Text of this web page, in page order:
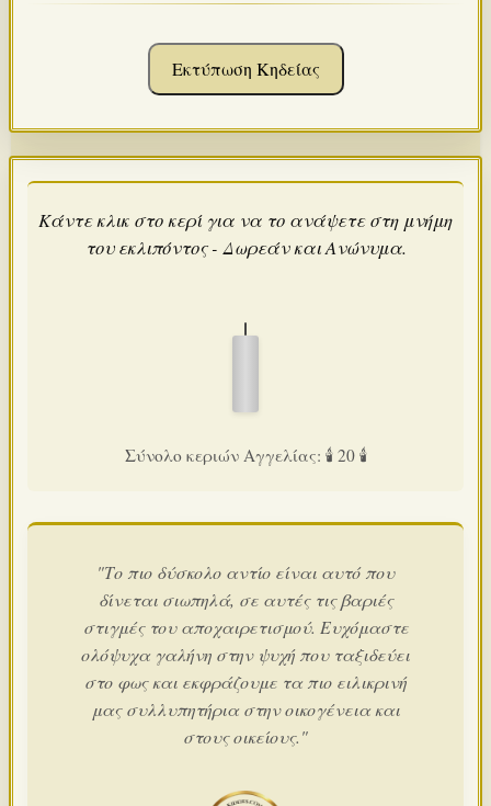
Εκτύπωση Κηδείας
Κάντε κλικ στο κερί για να το ανάψετε στη μνήμη
του εκλιπόντος - Δωρεάν και Ανώνυμα.
Σύνολο κεριών Αγγελίας: 🕯️ 20 🕯️
"Το πιο δύσκολο αντίο είναι αυτό που
δίνεται σιωπηλά, σε αυτές τις βαριές
στιγμές του αποχαιρετισμού. Ευχόμαστε
ολόψυχα γαλήνη στην ψυχή που ταξιδεύει
στο φως και εκφράζουμε τα πιο ειλικρινή
μας συλλυπητήρια στην οικογένεια και
στους οικείους."